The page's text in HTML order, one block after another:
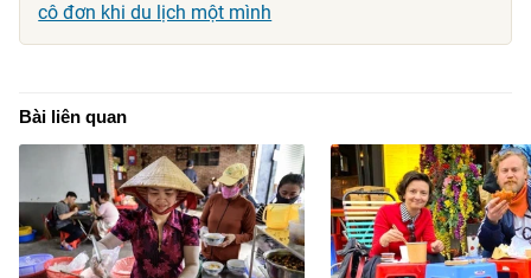
cô đơn khi du lịch một mình
Bài liên quan